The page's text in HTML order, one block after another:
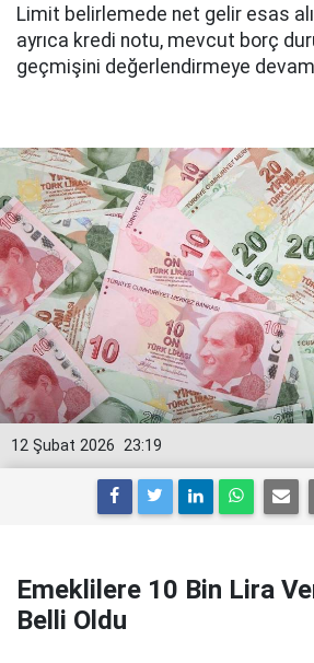
Limit belirlemede net gelir esas
ayrıca kredi notu, mevcut borç
geçmişini değerlendirmeye
23:19
12 Şubat 2026
Emeklilere 10 Bin Lira
Belli Oldu